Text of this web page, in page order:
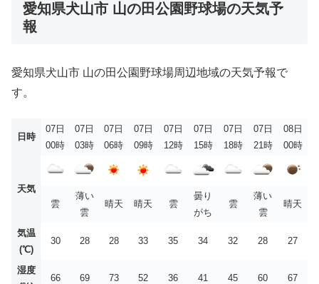
愛知県犬山市 山の田公園野球場の天気予
報
愛知県犬山市 山の田公園野球場周辺地域の天気予報で
す。
日時
07日
00時
07日
03時
07日
06時
07日
09時
07日
12時
07日
15時
07日
18時
07日
21時
08日
00時
天気
雲
薄い
雲
晴天 晴天 雲
曇り
がち
雲
薄い
雲
晴天
気温
(℃)
30 28 28 33 35 34 32 28 27
湿度
66 69 73 52 36 41 45 60 67